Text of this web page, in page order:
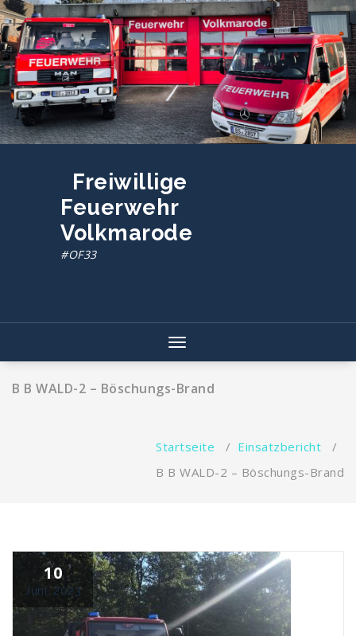
Zum
Inhalt
springen
Freiwillige
Feuerwehr
Volkmarode
#OF33
Toggle navigation
B B WALD-2 – Böschungs-Brand
Startseite / Einsatzbericht /
B B WALD-2 – Böschungs-Brand
10
Juni, 2023